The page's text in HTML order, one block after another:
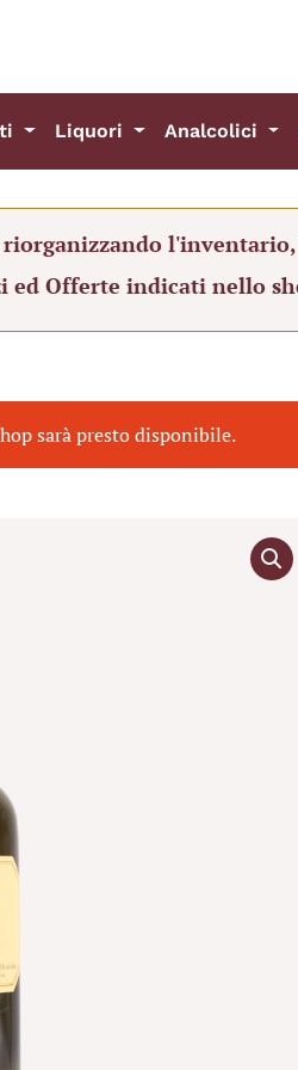
Liquori Analcolici
ed Offerte indicati nello
sarà presto disponibile.